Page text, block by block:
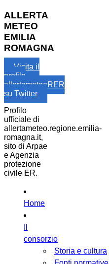
ALLERTA
METEO
EMILIA
ROMAGNA
Visita il
profilo
allertameteoRER
su Twitter
Profilo
ufficiale di
allertameteo.regione.emilia-
romagna.it,
sito di Arpae
e Agenzia
protezione
civile ER.
Home
consorzio
Storia e cultura